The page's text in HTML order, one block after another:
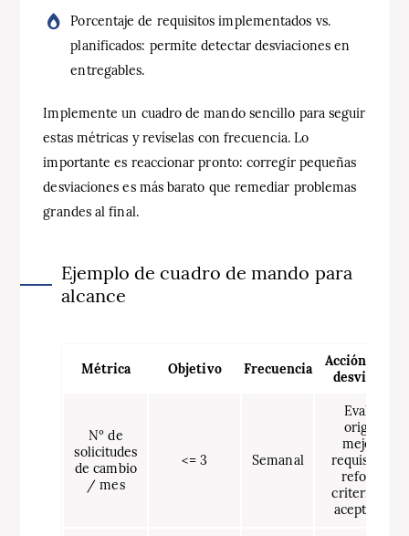
Porcentaje de requisitos implementados vs.
planificados: permite detectar desviaciones en
entregables.
Implemente un cuadro de mando sencillo para seguir
estas métricas y revíselas con frecuencia. Lo
importante es reaccionar pronto: corregir pequeñas
desviaciones es más barato que remediar problemas
grandes al final.
Ejemplo de cuadro de mando para
alcance
Métrica Objetivo Frecuencia
Acción si hay
desviación
Nº de
solicitudes
de cambio
/ mes
<= 3 Semanal
Evaluar
origen:
mejorar
requisitos o
reforzar
criterios de
aceptación